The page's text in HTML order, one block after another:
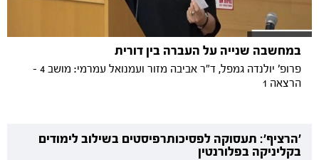
במחשבה שנייה על העברה בין דורית
פרופ' יולנדה גמפל, ד"ר אביבה מזור ועמנואל עמרמי: מושב 4 -
הרצאה 1
'הרציף': תעסוקה לפסיכותרפיסטים בשילוב לימודים
בקליניקה בפלורנטין